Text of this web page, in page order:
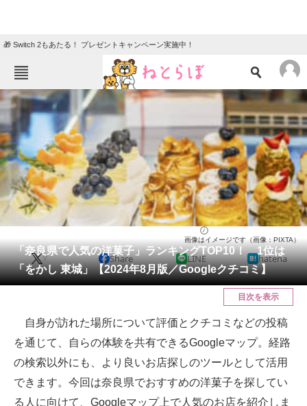
🎁 Switch 2もあたる！ プレゼントキャンペーン実施中！
ねとらぼメニュー
エンタメ クイズ
グルメ 地域
住まい 教育・育児
リサーチ
会員記事
メディア
ITの今と未来を見通す
スマホと通信の最新トレンド
進化するPCとデバイスの未来
「奈良県で人気の洋菓子」ランキングTOP10！ 1位は
「をかし 東城」【2024年8月版／Googleクチコミ】
画像はイメージです（画像：PIXTA）
X Share LINE hatena
目次を表示
自身が訪れた場所について評価とクチコミなどの投稿
を通じて、自らの体験を共有できるGoogleマップ。経路
の検索以外にも、より良いお店探しのツールとして活用
できます。今回は奈良県でおすすめの洋菓子を探してい
る人に向けて、Googleマップ上で人気のお店を紹介しま